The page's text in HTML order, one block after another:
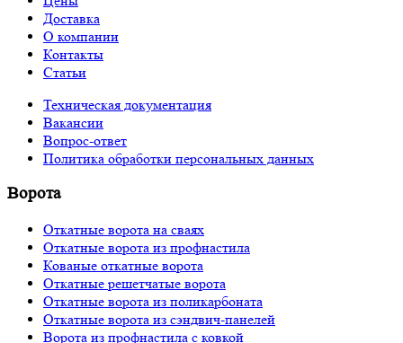
Доставка
О компании
Контакты
Статьи
Техническая документация
Вакансии
Вопрос-ответ
Политика обработки персональных данных
Ворота
Откатные ворота на сваях
Откатные ворота из профнастила
Кованые откатные ворота
Откатные решетчатые ворота
Откатные ворота из поликарбоната
Откатные ворота из сэндвич-панелей
Ворота из профнастила с ковкой